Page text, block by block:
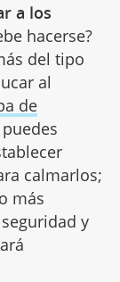
a los
hacerse?
del tipo
al
de
calmarlos;
más
y